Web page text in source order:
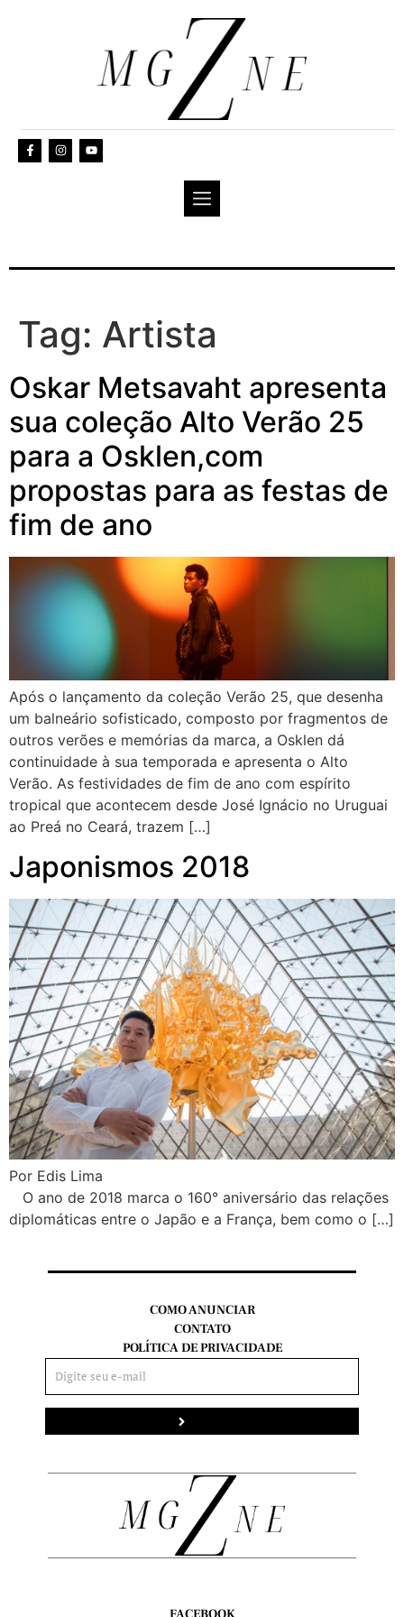
Tag: Artista
Oskar Metsavaht apresenta
sua coleção Alto Verão 25
para a Osklen,com
propostas para as festas de
fim de ano
Após o lançamento da coleção Verão 25, que desenha
um balneário sofisticado, composto por fragmentos de
outros verões e memórias da marca, a Osklen dá
continuidade à sua temporada e apresenta o Alto
Verão. As festividades de fim de ano com espírito
tropical que acontecem desde José Ignácio no Uruguai
ao Preá no Ceará, trazem […]
Japonismos 2018
Por Edis Lima
O ano de 2018 marca o 160° aniversário das relações
diplomáticas entre o Japão e a França, bem como o […]
COMO ANUNCIAR
CONTATO
POLÍTICA DE PRIVACIDADE